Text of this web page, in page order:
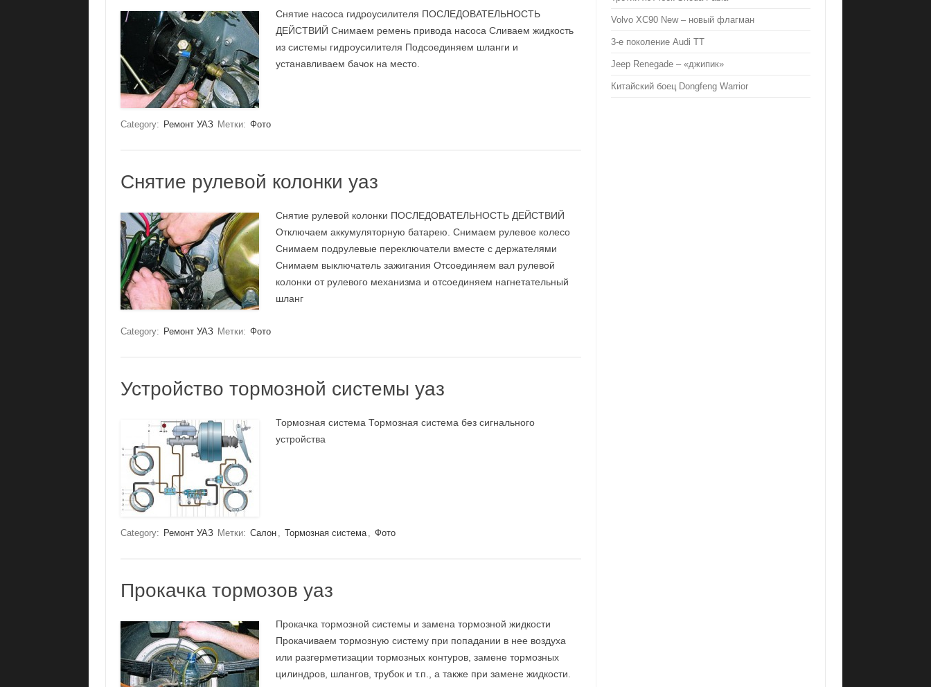
Снятие насоса гидроусилителя ПОСЛЕДОВАТЕЛЬНОСТЬ
ДЕЙСТВИЙ Снимаем ремень привода насоса Сливаем жидкость
из системы гидроусилителя Подсоединяем шланги и
устанавливаем бачок на место.
Category: Ремонт УАЗ Метки: Фото
Снятие рулевой колонки уаз
Снятие рулевой колонки ПОСЛЕДОВАТЕЛЬНОСТЬ ДЕЙСТВИЙ
Отключаем аккумуляторную батарею. Снимаем рулевое колесо
Снимаем подрулевые переключатели вместе с держателями
Снимаем выключатель зажигания Отсоединяем вал рулевой
колонки от рулевого механизма и отсоединяем нагнетательный
шланг
Category: Ремонт УАЗ Метки: Фото
Устройство тормозной системы уаз
Тормозная система Тормозная система без сигнального
устройства
Category: Ремонт УАЗ Метки: Салон , Тормозная система , Фото
Прокачка тормозов уаз
Прокачка тормозной системы и замена тормозной жидкости
Прокачиваем тормозную систему при попадании в нее воздуха
или разгерметизации тормозных контуров, замене тормозных
цилиндров, шлангов, трубок и т.п., а также при замене жидкости.
Volvo XC90 New – новый флагман
3-е поколение Audi TT
Jeep Renegade – «джипик»
Китайский боец Dongfeng Warrior